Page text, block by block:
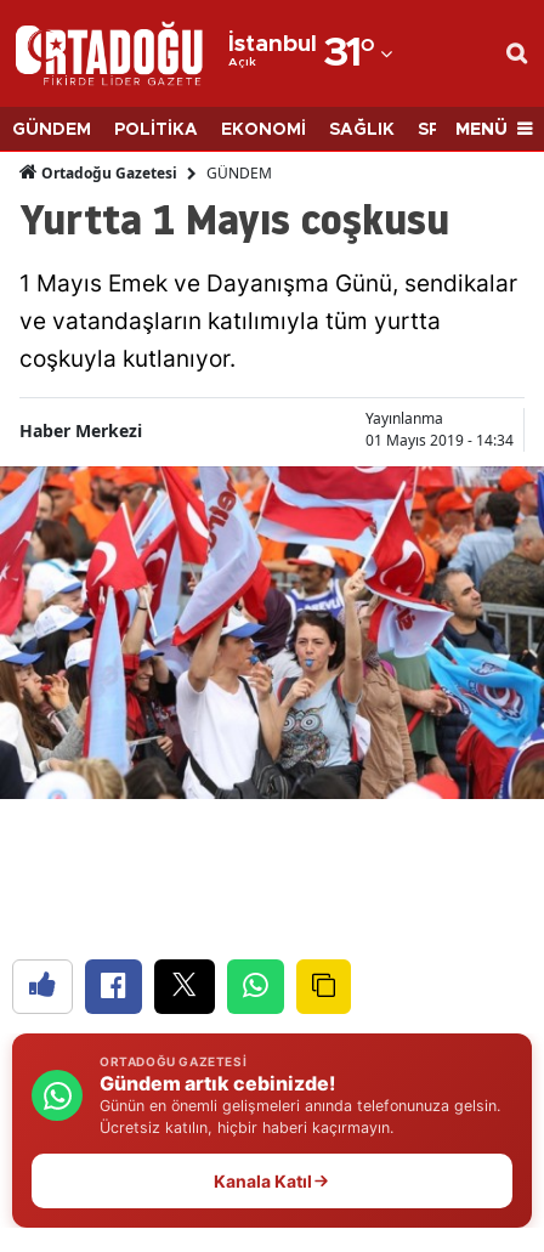
İstanbul
Açık 31°
Adana
Adıyaman
Afyonkarahisar
Ağrı
Ankara
Aydın
Balıkesir
Bilecik
Bingöl
Bitlis
Bolu
Burdur
Çorum
Denizli
Edirne
GÜNDEM POLİTİKA EKONOMİ SAĞLIK SPORMENÜ
Ortadoğu Gazetesi GÜNDEM
Yurtta 1 Mayıs coşkusu
1 Mayıs Emek ve Dayanışma Günü, sendikalar
ve vatandaşların katılımıyla tüm yurtta
coşkuyla kutlanıyor.
Haber Merkezi
Yayınlanma
01 Mayıs 2019 - 14:34
ORTADOĞU GAZETESI
Gündem artık cebinizde!
Günün en önemli gelişmeleri anında telefonunuza gelsin.
Ücretsiz katılın, hiçbir haberi kaçırmayın.
Kanala Katıl